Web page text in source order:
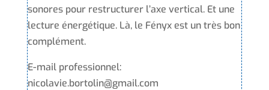
sonores pour restructurer l’axe vertical. Et une
lecture énergétique. Là, le Fényx est un très bon
complément.
E-mail professionnel:
nicolavie.bortolin@gmail.com